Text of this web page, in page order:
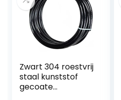
Zwart 304 roestvrij
staal kunststof
gecoate